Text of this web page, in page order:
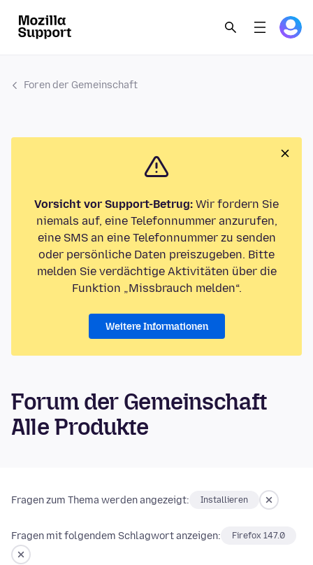
Foren der Gemeinschaft
Vorsicht vor Support-Betrug: Wir fordern Sie
niemals auf, eine Telefonnummer anzurufen,
eine SMS an eine Telefonnummer zu senden
oder persönliche Daten preiszugeben. Bitte
melden Sie verdächtige Aktivitäten über die
Funktion „Missbrauch melden“.
Weitere Informationen
Forum der Gemeinschaft
Alle Produkte
Fragen zum Thema werden angezeigt: Installieren
Fragen mit folgendem Schlagwort anzeigen: Firefox 147.0